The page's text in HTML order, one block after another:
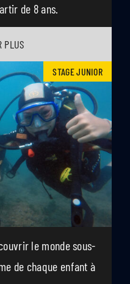
de 8 ans.
PLUS
STAGE JUNIOR
le monde sous-
de chaque enfant à